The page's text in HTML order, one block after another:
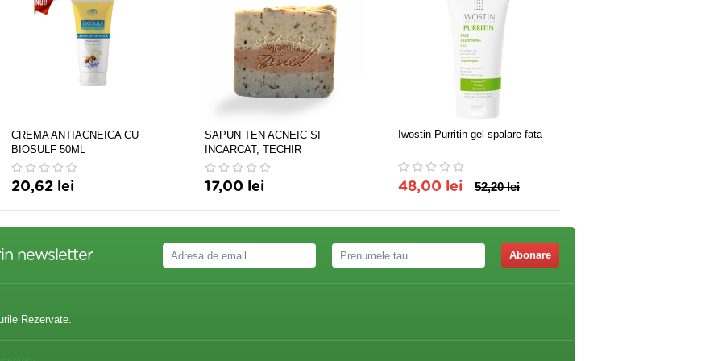
CREMA ANTIACNEICA CU
BIOSULF 50ML
20,62 lei
SAPUN TEN ACNEIC SI
INCARCAT, TECHIR
17,00 lei
Iwostin Purritin gel spalare fata
48,00 lei 52,20 lei
newsletter Abonare
Rezervate.